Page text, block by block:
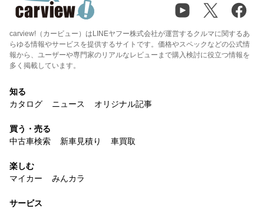
carview!（カービュー）はLINEヤフー株式会社が運営するクルマに関するあ
らゆる情報やサービスを提供するサイトです。価格やスペックなどの公式情
報から、ユーザーや専門家のリアルなレビューまで購入検討に役立つ情報を
多く掲載しています。
知る
カタログ
ニュース オリジナル記事
買う・売る
中古車検索
新車見積り 車買取
楽しむ
マイカー
みんカラ
サービス